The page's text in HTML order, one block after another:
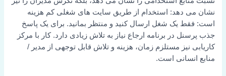
نشان می دهد: استخدام از طریق سایت های شغلی کم هزینه
است: فقط یک شغل ارسال کنید و منتظر بمانید. برای یک پاسخ
جذب پرسنل در برنامه ارجاع نیاز به تلاش زیادی دارد. کار با مرکز
کاریابی نیز مستلزم زمان، هزینه و تلاش قابل توجهی از مدیر /
منابع انسانی است.